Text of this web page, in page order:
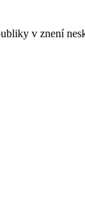
v znení